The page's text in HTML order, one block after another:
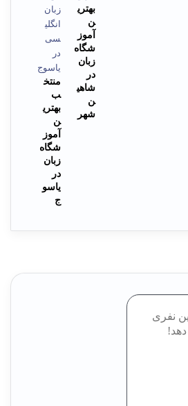
بهتری
ن
آموز
شگاه
زبان
در
شاهی
ن
شهر
منتخ
ب
بهتری
ن
آموز
شگاه
زبان
در
یاسو
ج